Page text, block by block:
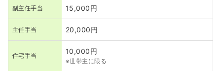
副主任手当 15,000円
主任手当 20,000円
住宅手当
10,000円
※世帯主に限る